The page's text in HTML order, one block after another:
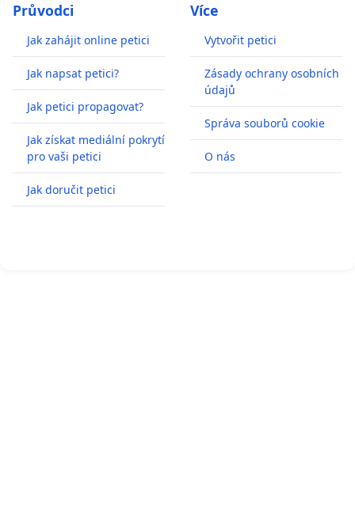
Průvodci
Jak zahájit online petici
Jak napsat petici?
Jak petici propagovat?
Jak získat mediální pokrytí
pro vaši petici
Jak doručit petici
Více
Vytvořit petici
Zásady ochrany osobních
údajů
Správa souborů cookie
O nás